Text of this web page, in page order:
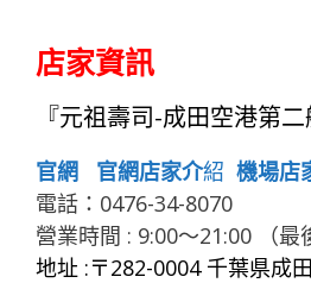
店家資訊
『元祖壽司-成田空港第二
官網 官網店家介紹 機場店
電話：0476-34-8070
營業時間 : 9:00～21:00 （最
地址 :〒282-0004 千葉県成